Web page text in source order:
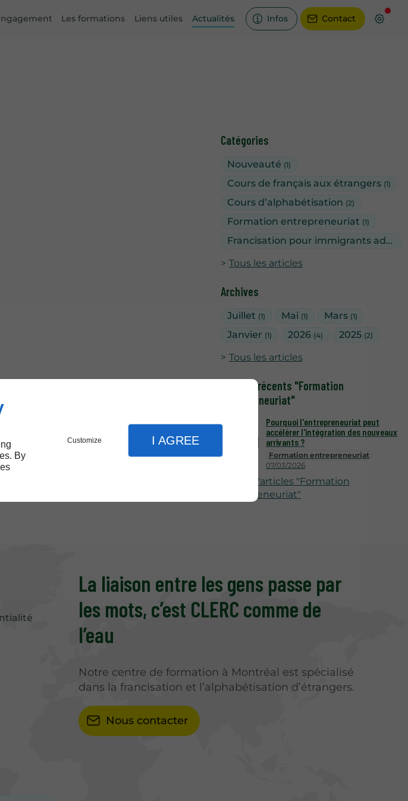
By
Customize I AGREE
Les formations Liens utiles Actualités Infos Contact
Catégories
Nouveauté (1)
Cours de français aux étrangers (1)
Cours d’alphabétisation (2)
Formation entrepreneuriat (1)
Francisation pour immigrants adultes
Tous les articles
Archives
Juillet (1) Mai (1) Mars (1)
Janvier (1) 2026 (4) 2025 (2)
Tous les articles
Articles récents "Formation
entrepreneuriat"
Formation entrepreneuriat
07/03/2026
Pourquoi l'entrepreneuriat peut
accélérer l'intégration des nouveaux
arrivants ?
Plus d'articles "Formation
entrepreneuriat"
La liaison entre les gens passe par
les mots, c’est CLERC comme de
l’eau
Notre centre de formation à Montréal est spécialisé
dans la francisation et l’alphabétisation d’étrangers.
Nous contacter